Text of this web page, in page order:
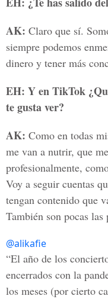
AK: Claro que sí.
siempre podemos
dinero y tener más
EH: Y en TikTok
te gusta ver?
AK: Como en todas
me van a nutrir, que
profesionalmente,
Voy a seguir cuentas
tengan contenido que
También son pocas las
@alikafie
“El año de los
encerrados con la
los meses (por cierto